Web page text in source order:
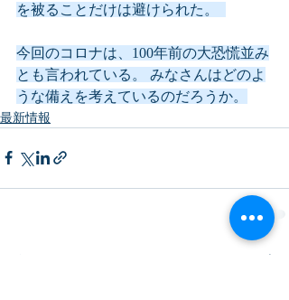
を被ることだけは避けられた。
今回のコロナは、100年前の大恐慌並み
とも言われている。 みなさんはどのよ
うな備えを考えているのだろうか。
最新情報